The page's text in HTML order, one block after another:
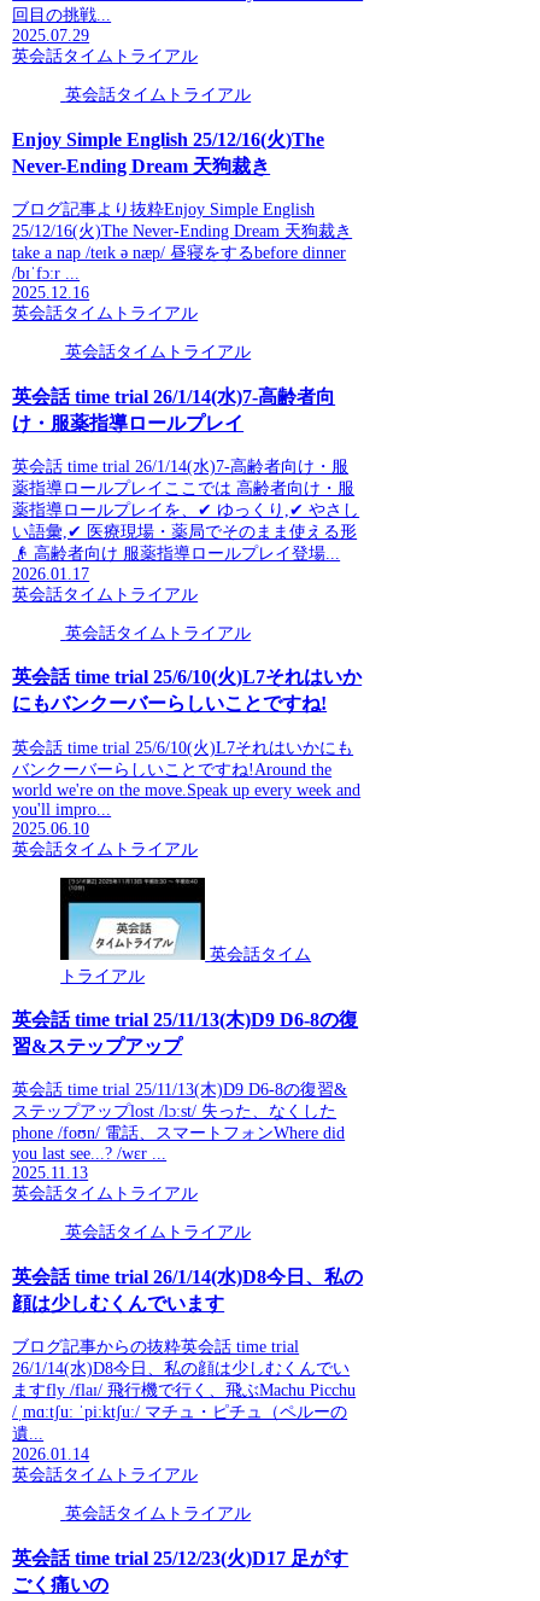
回目の挑戦...
2025.07.29
英会話タイムトライアル
英会話タイムトライアル
Enjoy Simple English 25/12/16(火)The
Never-Ending Dream 天狗裁き
ブログ記事より抜粋Enjoy Simple English
25/12/16(火)The Never-Ending Dream 天狗裁き
take a nap /teɪk ə næp/ 昼寝をするbefore dinner
/bɪˈfɔːr ...
2025.12.16
英会話タイムトライアル
英会話タイムトライアル
英会話 time trial 26/1/14(水)7-高齢者向
け・服薬指導ロールプレイ
英会話 time trial 26/1/14(水)7-高齢者向け・服
薬指導ロールプレイここでは 高齢者向け・服
薬指導ロールプレイを、✔ ゆっくり,✔ やさし
い語彙,✔ 医療現場・薬局でそのまま使える形
👴 高齢者向け 服薬指導ロールプレイ登場...
2026.01.17
英会話タイムトライアル
英会話タイムトライアル
英会話 time trial 25/6/10(火)L7それはいか
にもバンクーバーらしいことですね!
英会話 time trial 25/6/10(火)L7それはいかにも
バンクーバーらしいことですね!Around the
world we're on the move.Speak up every week and
you'll impro...
2025.06.10
英会話タイムトライアル
英会話タイム
トライアル
英会話 time trial 25/11/13(木)D9 D6-8の復
習&ステップアップ
英会話 time trial 25/11/13(木)D9 D6-8の復習&
ステップアップlost /lɔːst/ 失った、なくした
phone /foʊn/ 電話、スマートフォンWhere did
you last see...? /wɛr ...
2025.11.13
英会話タイムトライアル
英会話タイムトライアル
英会話 time trial 26/1/14(水)D8今日、私の
顔は少しむくんでいます
ブログ記事からの抜粋英会話 time trial
26/1/14(水)D8今日、私の顔は少しむくんでい
ますfly /flaɪ/ 飛行機で行く、飛ぶMachu Picchu
/ˌmɑːtʃuː ˈpiːktʃuː/ マチュ・ピチュ（ペルーの
遺...
2026.01.14
英会話タイムトライアル
英会話タイムトライアル
英会話 time trial 25/12/23(火)D17 足がす
ごく痛いの